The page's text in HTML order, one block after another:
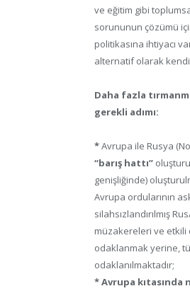
ve eğitim gibi
sorununun çözümü
politikasına ihtiyacı
alternatif olarak
Daha fazla
gerekli adımı:
*Avrupa ile Rusya
“barış hattı”
genişliğinde)
Avrupa ordularının
silahsızlandırılmış
müzakereleri ve etkili
odaklanmak yerine,
odaklanılmaktadır;
* Avrupa kıtasında